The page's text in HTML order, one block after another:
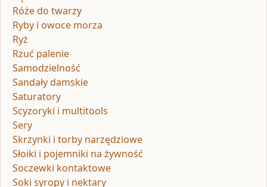
Róże do twarzy
Ryby i owoce morza
Ryż
Rzuć palenie
Samodzielność
Sandały damskie
Saturatory
Scyzoryki i multitools
Sery
Skrzynki i torby narzędziowe
Słoiki i pojemniki na żywność
Soczewki kontaktowe
Soki syropy i nektary